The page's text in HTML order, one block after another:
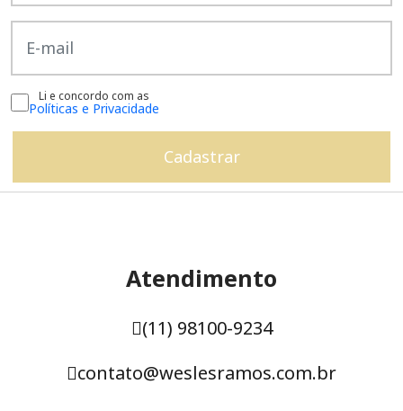
Li e concordo com as
Políticas e Privacidade
Atendimento
(11) 98100-9234
contato@weslesramos.com.br